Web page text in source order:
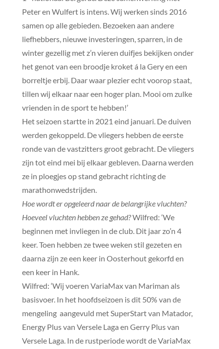
Peter en Wulfert is intens. Wij werken sinds 2016
samen op alle gebieden. Bezoeken aan andere
liefhebbers, nieuwe investeringen, sparren, in de
winter gezellig met z’n vieren duifjes bekijken onder
het genot van een broodje kroket á la Gery en een
borreltje erbij. Daar waar plezier echt voorop staat,
tillen wij elkaar naar een hoger plan. Mooi om zulke
vrienden in de sport te hebben!’
Het seizoen startte in 2021 eind januari. De duiven
werden gekoppeld. De vliegers hebben de eerste
ronde van de vastzitters groot gebracht. De vliegers
zijn tot eind mei bij elkaar gebleven. Daarna werden
ze in ploegjes op stand gebracht richting de
marathonwedstrijden.
Hoe wordt er opgeleerd naar de belangrijke vluchten?
Hoeveel vluchten hebben ze gehad?Wilfred: ‘We
beginnen met invliegen in de club. Dit jaar zo’n 4
keer. Toen hebben ze twee weken stil gezeten en
daarna zijn ze een keer in Oosterhout gekorfd en
een keer in Hank.
Wilfred: ‘Wij voeren VariaMax van Mariman als
basisvoer. In het hoofdseizoen is dit 50% van de
mengeling aangevuld met SuperStart van Matador,
Energy Plus van Versele Laga en Gerry Plus van
Versele Laga. In de rustperiode wordt de VariaMax